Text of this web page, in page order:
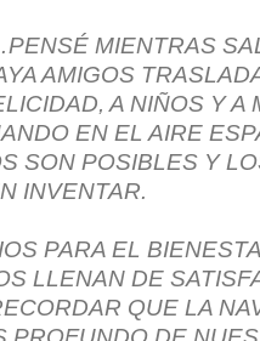
MIENTRAS
AMIGOS
A NIÑOS Y A
EN EL AIRE
SON POSIBLES Y
INVENTAR.
PARA EL
LLENAN DE
QUE LA